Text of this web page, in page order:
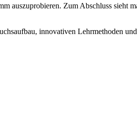
Zum Abschluss sieht
innovativen Lehrmethoden